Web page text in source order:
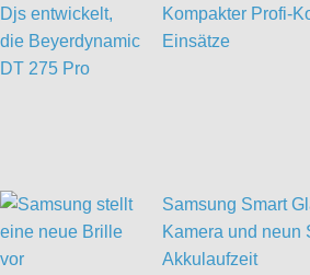
Kompakter Profi-
Einsätze
Samsung Smart
Kamera und neun
Akkulaufzeit